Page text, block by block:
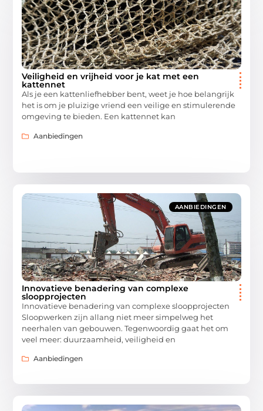
Veiligheid en vrijheid voor je kat met een
kattennet
Als je een kattenliefhebber bent, weet je hoe belangrijk
het is om je pluizige vriend een veilige en stimulerende
omgeving te bieden. Een kattennet kan
Aanbiedingen
AANBIEDINGEN
Innovatieve benadering van complexe
sloopprojecten
Innovatieve benadering van complexe sloopprojecten
Sloopwerken zijn allang niet meer simpelweg het
neerhalen van gebouwen. Tegenwoordig gaat het om
veel meer: duurzaamheid, veiligheid en
Aanbiedingen